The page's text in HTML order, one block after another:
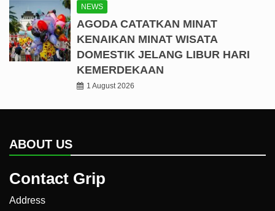
NEWS
AGODA CATATKAN MINAT
KENAIKAN MINAT WISATA
DOMESTIK JELANG LIBUR HARI
KEMERDEKAAN
1 August 2026
ABOUT US
Contact Grip
Address